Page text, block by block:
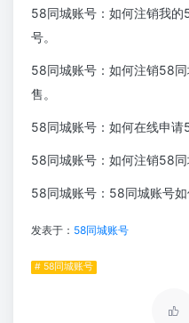
58同城账号：如何注销我
号。
58同城账号：如何注销58
售。
58同城账号：如何在线申请
58同城账号：如何注销58同
58同城账号：58同城账号如
发表于： 58同城账号
# 58同城账号